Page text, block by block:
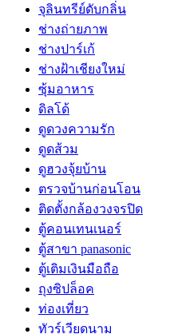
จุลินทรีย์ดับกลิ่น
ช่างถ่ายภาพ
ช่างปาร์เก้
ช่างฝ้าเชียงใหม่
ซุ้มอาหาร
ดิลโด้
ดูดวงความรัก
ดูดส้วม
ดูฮวงจุ้ยบ้าน
ตรวจบ้านก่อนโอน
ติดตั้งกล้องวงจรปิด
ตู้คอนเทนเนอร์
ตู้สาขา panasonic
ตู้เติมเงินมือถือ
ถุงซิปล็อค
ท่องเที่ยว
ทัวร์เวียดนาม